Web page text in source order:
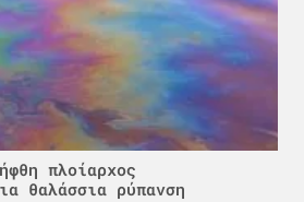
πλοίαρχος
θαλάσσια ρύπανση